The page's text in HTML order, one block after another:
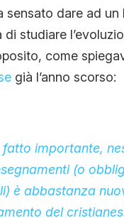
sensato dare ad un
di studiare
come
già l’anno scorso:
importante,
(o
è abbastanza
del